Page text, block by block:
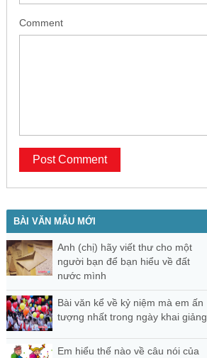
Comment
BÀI VĂN MẪU MỚI
Anh (chị) hãy viết thư cho một
người bạn để bạn hiểu về đất
nước mình
Bài văn kể về kỷ niệm mà em ấn
tượng nhất trong ngày khai giảng
Em hiểu thế nào về câu nói của